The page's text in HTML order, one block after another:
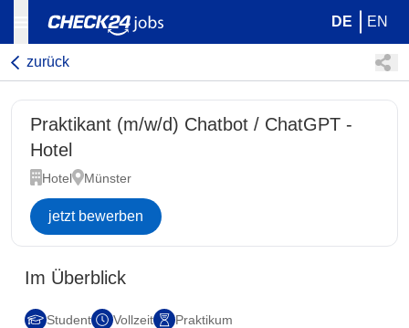
DE EN
zurück
Praktikant (m/w/d) Chatbot / ChatGPT -
Hotel
Hotel Münster
jetzt bewerben
Im Überblick
Student Vollzeit Praktikum